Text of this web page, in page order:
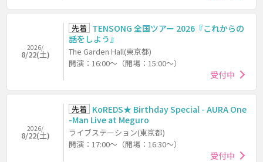
2026/
8/22(土)
先着 TENSONG 全国ツアー 2026『これからの
話をしよう』
The Garden Hall(東京都)
開演：16:00～（開場：15:00～）
受付中
2026/
8/22(土)
先着 KoREDS★ Birthday Special - AURA One
-Man Live at Meguro
ライブステーション(東京都)
開演：17:00～（開場：16:30～）
受付中